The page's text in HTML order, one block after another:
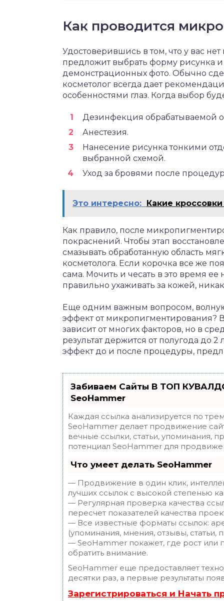
Как проводится
Удостоверившись в том, что у вас
предложит выбрать форму рисунка и
демонстрационных фото. Обычно
косметолог всегда дает
особенностями глаз. Когда выбор
Дезинфекция обрабатываемой
Анестезия.
Нанесение рисунка тонкими
выбранной схемой.
Уход за бровями после
Это интересно: Какие
Как правило, после
покраснений. Чтобы этап
смазывать обработанную область
косметолога. Если корочка все же
сама. Мочить и чесать в это время
правильно ухаживать за кожей,
Еще одним важным вопросом,
эффект от микропигментирования?
зависит от многих факторов, но в
результат держится от полугода до
эффект до и после процедуры,
Забиваем Сайты В ТОП
SeoHammer
Каждая ссылка анализируется по
SeoHammer делает продвижение
вечные ссылки, статьи, упоминания,
потенциал SeoHammer для
Что умеет делать SeoHammer
— Продвижение в один клик,
лучших ссылок с высокой степенью
— Регулярная проверка качества
пересчет показателей качества
— Все известные форматы ссылок:
(упоминания, мнения, отзывы, статьи,
— SeoHammer покажет, где рост или
обратить внимание.
SeoHammer еще предоставляет
десятки раз, а первые результаты
Зарегистрироваться и Начать